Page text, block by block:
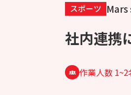
スポーツ
社内連携
作業人数 1~2